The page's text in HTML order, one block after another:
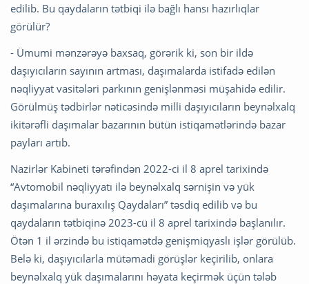
edilib. Bu qaydaların tətbiqi ilə bağlı hansı hazırlıqlar
görülür?
- Ümumi mənzərəyə baxsaq, görərik ki, son bir ildə
daşıyıcıların sayının artması, daşımalarda istifadə edilən
nəqliyyat vasitələri parkının genişlənməsi müşahidə edilir.
Görülmüş tədbirlər nəticəsində milli daşıyıcıların beynəlxalq
ikitərəfli daşımalar bazarının bütün istiqamətlərində bazar
payları artıb.
Nazirlər Kabineti tərəfindən 2022-ci il 8 aprel tarixində
“Avtomobil nəqliyyatı ilə beynəlxalq sərnişin və yük
daşımalarına buraxılış Qaydaları” təsdiq edilib və bu
qaydaların tətbiqinə 2023-cü il 8 aprel tarixində başlanılır.
Ötən 1 il ərzində bu istiqamətdə genişmiqyaslı işlər görülüb.
Belə ki, daşıyıcılarla mütəmadi görüşlər keçirilib, onlara
beynəlxalq yük daşımalarını həyata keçirmək üçün tələb